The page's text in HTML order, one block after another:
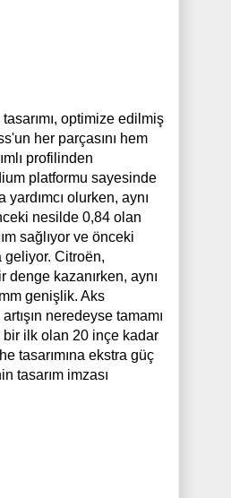
optimize edilmiş
her parçasını hem
profilinden
platformu sayesinde
olurken, aynı
nesilde 0,84 olan
sağlıyor ve önceki
geliyor. Citroën,
kazanırken, aynı
genişlik. Aks
neredeyse tamamı
bir ilk olan 20 inçe kadar
tasarımına ekstra güç
tasarım imzası